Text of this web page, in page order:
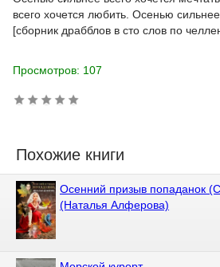
всего хочется любить. Осенью
[сборник драбблов в сто слов по
Просмотров: 107
Похожие книги
Осенний призыв попаданок
(Наталья Алферова)